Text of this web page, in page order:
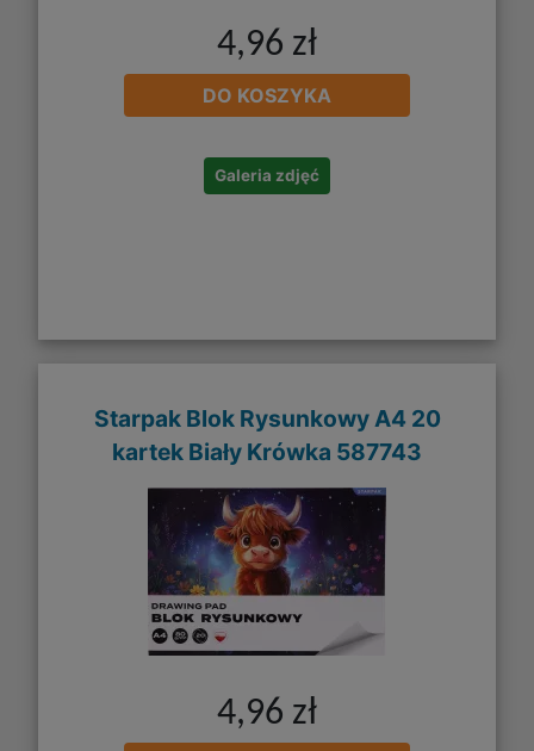
4,96 zł
DO KOSZYKA
Galeria zdjęć
Starpak Blok Rysunkowy A4 20
kartek Biały Krówka 587743
4,96 zł